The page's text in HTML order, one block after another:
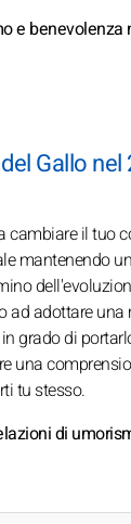
e
Gallo nel
cambiare il tuo
mantenendo
adottare
grado di
una
tu stesso.
di